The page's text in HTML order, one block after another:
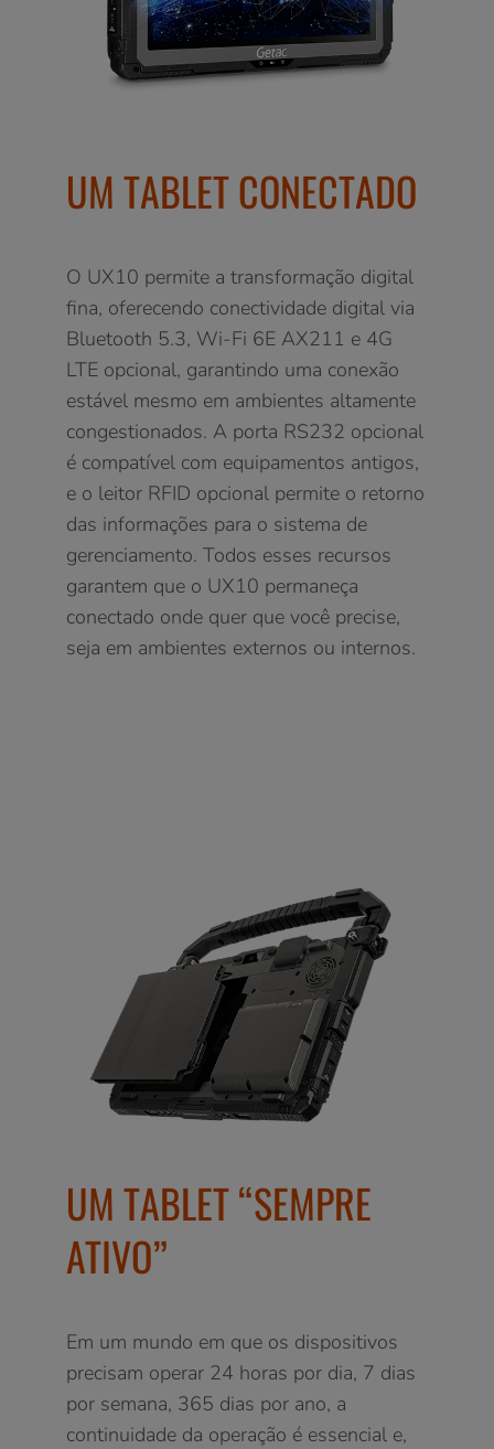
UM TABLET CONECTADO
O UX10 permite a transformação digital
fina, oferecendo conectividade digital via
Bluetooth 5.3, Wi-Fi 6E AX211 e 4G
LTE opcional, garantindo uma conexão
estável mesmo em ambientes altamente
congestionados. A porta RS232 opcional
é compatível com equipamentos antigos,
e o leitor RFID opcional permite o retorno
das informações para o sistema de
gerenciamento. Todos esses recursos
garantem que o UX10 permaneça
conectado onde quer que você precise,
seja em ambientes externos ou internos.
UM TABLET “SEMPRE
ATIVO”
Em um mundo em que os dispositivos
precisam operar 24 horas por dia, 7 dias
por semana, 365 dias por ano, a
continuidade da operação é essencial e,